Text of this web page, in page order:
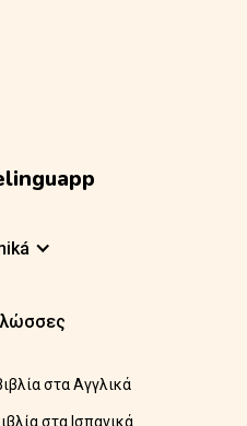
στα Αγγλικά
στα Ισπανικά